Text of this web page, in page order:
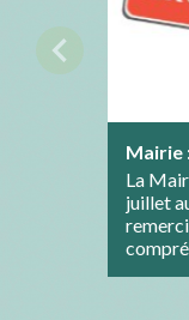
Mairie
La
juillet
chevron_left